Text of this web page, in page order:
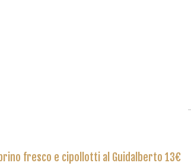
fresco e cipollotti al Guidalberto 13€